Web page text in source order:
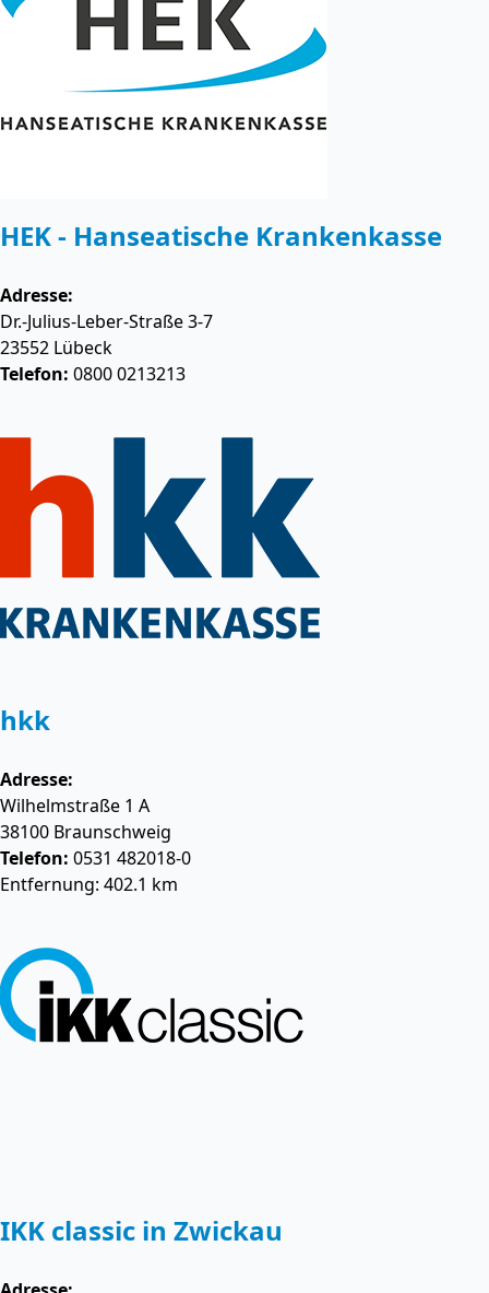
HEK - Hanseatische Krankenkasse
Adresse:
Dr.-Julius-Leber-Straße 3-7
23552 Lübeck
Telefon: 0800 0213213
hkk
Adresse:
Wilhelmstraße 1 A
38100 Braunschweig
Telefon: 0531 482018-0
Entfernung: 402.1 km
IKK classic in Zwickau